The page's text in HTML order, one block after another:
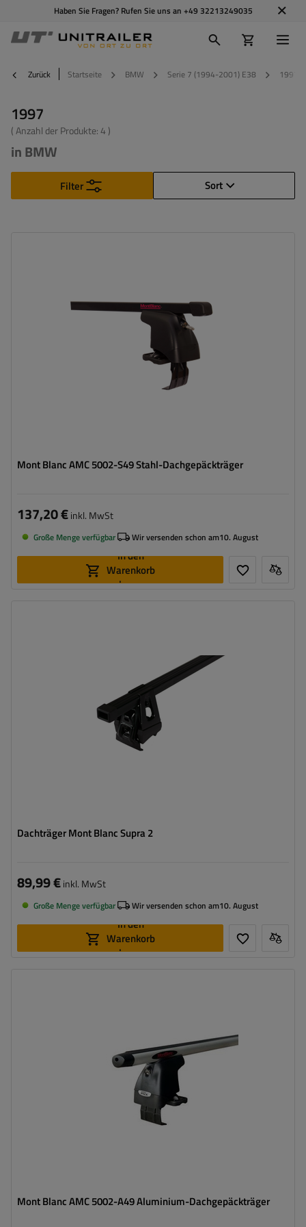
Haben Sie Fragen? Rufen Sie uns an +49 32213249035
Zurück Startseite BMW Serie 7 (1994-2001) E38 1997
1997
( Anzahl der Produkte:4 )
in BMW
Sort
Filter
Mont Blanc AMC 5002-S49 Stahl-Dachgepäckträger
137,20 €inkl. MwSt
Große Menge verfügbar Wir versenden schon am10. August
In den
Warenkorb
legen
Dachträger Mont Blanc Supra 2
89,99 €inkl. MwSt
Große Menge verfügbar Wir versenden schon am10. August
In den
Warenkorb
legen
Mont Blanc AMC 5002-A49 Aluminium-Dachgepäckträger